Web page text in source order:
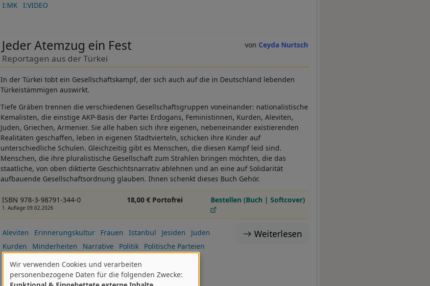
I:MK
I:VIDEO
Ceyda Nurtsch
Jeder Atemzug ein Fest
Reportagen aus der Türkei
In der Türkei tobt ein Gesellschaftskampf, der sich auch auf die in Deutschland lebenden
Türkeistämmigen auswirkt.
Tiefe Gräben trennen die verschiedenen Gesellschaftsgruppen voneinander: nationalistische
Kemalisten, die einstige AKP-Basis der Partei Erdogans, Feministinnen, Kurden, Aleviten,
Juden, Griechen, Armenier. Sie alle haben sich ihre eigenen, nebeneinander existierenden
Realitäten geschaffen, leben in eigenen Stadtvierteln, schicken ihre Kinder auf
unterschiedliche Schulen. Gleichzeitig gibt es Menschen, die diesen Kampf leid sind.
Menschen, die ihre pluralistische Gesellschaft zum Strahlen bringen möchten, die das
staatliche, von oben diktierte Geschichtsnarrativ ablehnen und an eine auf Solidarität
aufbauende Gesellschaftsordnung glauben. Ihnen schenkt dieses Buch Gehör.
ISBN 978-3-98791-344-0
1. Auflage 09.02.2026
18,00 € Portofrei Bestellen (Buch | Softcover)
Weiterlesen
Aleviten Erinnerungskultur Frauen Istanbul Jesiden
Juden
Kurden
Minderheiten Narrative Politik
Politische Parteien
Reportage
Türkei Neu 2026-1.HJ I:DES
Verwendung
Wir verwenden Cookies und verarbeiten
personenbezogene Daten für die folgenden Zwecke: